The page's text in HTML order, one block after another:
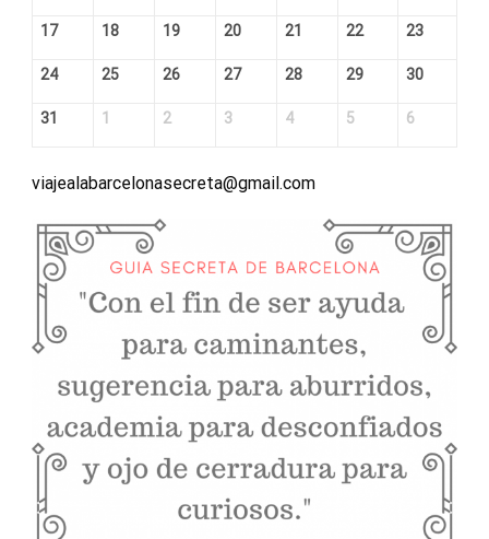
17 18 19 20 21 22 23
24 25 26 27 28 29 30
31 1 2 3 4 5 6
viajealabarcelonasecreta@gmail.com